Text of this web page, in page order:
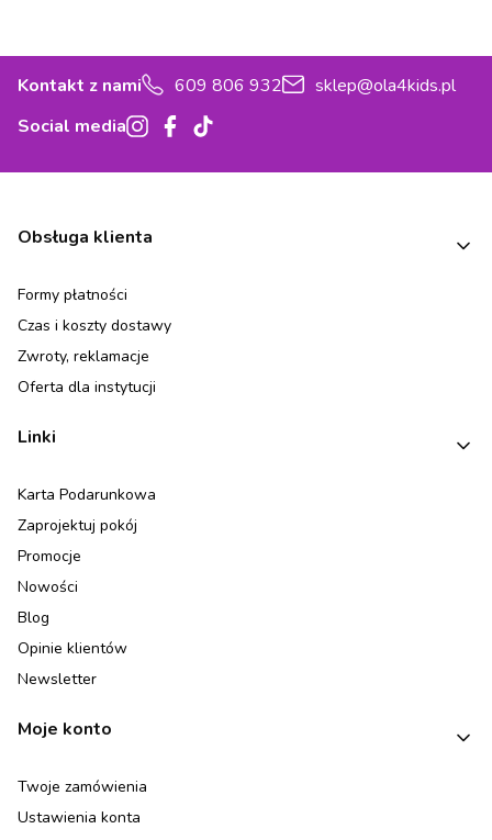
Kontakt z nami 609 806 932
sklep@ola4kids.pl
Social media
Linki w stopce
Obsługa klienta
Formy płatności
Czas i koszty dostawy
Zwroty, reklamacje
Oferta dla instytucji
Linki
Karta Podarunkowa
Zaprojektuj pokój
Promocje
Nowości
Blog
Opinie klientów
Newsletter
Moje konto
Twoje zamówienia
Ustawienia konta